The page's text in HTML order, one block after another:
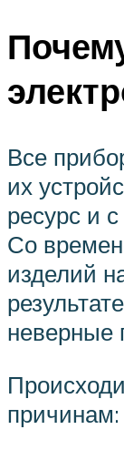
Все
их
ресурс и
Со
изделий
неверные
причинам: